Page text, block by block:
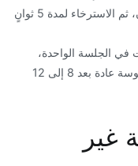
يتم قبض العضلات لمدة 5 ثوانٍ، ثم الاسترخاء لمدة 5 ثوانٍ
هذه العملية 10 مرات في الجلسة الواحدة،
بمعدل 3 جلسات يومياً. تظهر النتائج الملموسة عادة بعد 8 إلى 12
غير